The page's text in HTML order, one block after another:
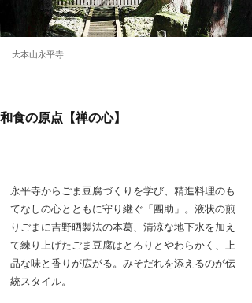
大本山永平寺
和食の原点【禅の心】
永平寺からごま豆腐づくりを学び、精進料理のも
てなしの心とともに守り継ぐ「團助」。液状の煎
りごまに吉野晒製法の本葛、清涼な地下水を加え
て練り上げたごま豆腐はとろりとやわらかく、上
品な味と香りが広がる。みそだれを添えるのが伝
統スタイル。